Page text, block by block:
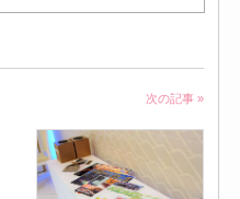
次の記事 »